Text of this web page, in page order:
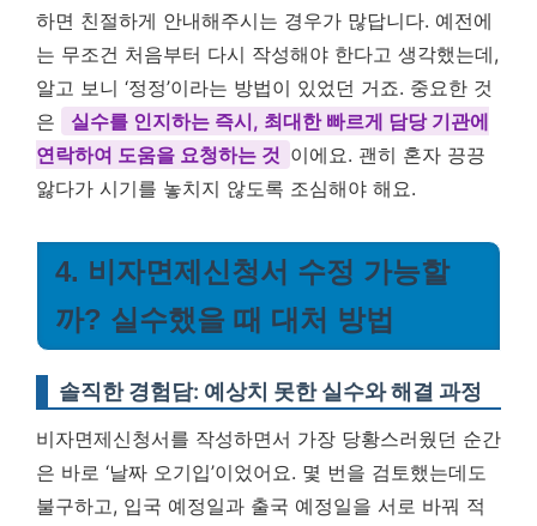
하면 친절하게 안내해주시는 경우가 많답니다. 예전에
는 무조건 처음부터 다시 작성해야 한다고 생각했는데,
알고 보니 ‘정정’이라는 방법이 있었던 거죠. 중요한 것
은
실수를 인지하는 즉시, 최대한 빠르게 담당 기관에
연락하여 도움을 요청하는 것 이에요. 괜히 혼자 끙끙
앓다가 시기를 놓치지 않도록 조심해야 해요.
4. 비자면제신청서 수정 가능할
까? 실수했을 때 대처 방법
솔직한 경험담: 예상치 못한 실수와 해결 과정
비자면제신청서를 작성하면서 가장 당황스러웠던 순간
은 바로 ‘날짜 오기입’이었어요. 몇 번을 검토했는데도
불구하고, 입국 예정일과 출국 예정일을 서로 바꿔 적